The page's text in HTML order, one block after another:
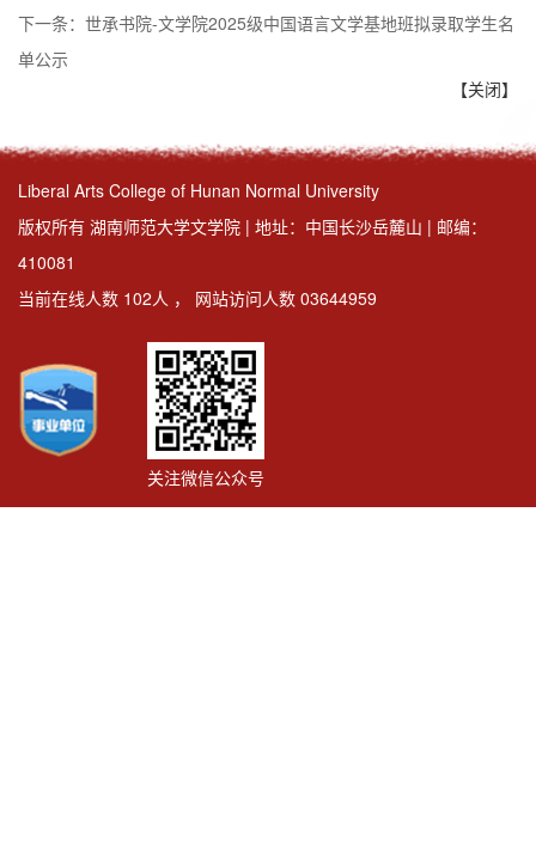
下一条： 世承书院-文学院2025级中国语言文学基地班拟录取学生名
单公示
【关闭】
关注微信公众号
Liberal Arts College of Hunan Normal University
版权所有 湖南师范大学文学院 | 地址：中国长沙岳麓山 | 邮编：
410081
当前在线人数 102人 ， 网站访问人数 03644959